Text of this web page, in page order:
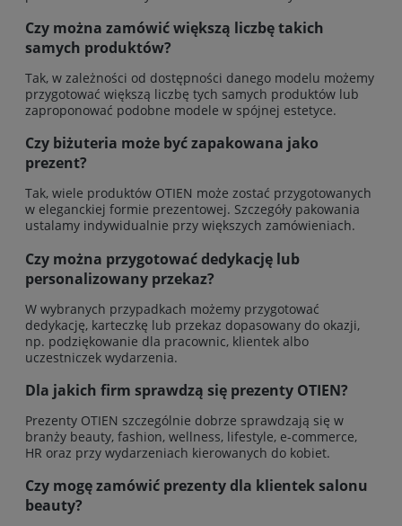
Czy można zamówić większą liczbę takich
samych produktów?
Tak, w zależności od dostępności danego modelu możemy
przygotować większą liczbę tych samych produktów lub
zaproponować podobne modele w spójnej estetyce.
Czy biżuteria może być zapakowana jako
prezent?
Tak, wiele produktów OTIEN może zostać przygotowanych
w eleganckiej formie prezentowej. Szczegóły pakowania
ustalamy indywidualnie przy większych zamówieniach.
Czy można przygotować dedykację lub
personalizowany przekaz?
W wybranych przypadkach możemy przygotować
dedykację, karteczkę lub przekaz dopasowany do okazji,
np. podziękowanie dla pracownic, klientek albo
uczestniczek wydarzenia.
Dla jakich firm sprawdzą się prezenty OTIEN?
Prezenty OTIEN szczególnie dobrze sprawdzają się w
branży beauty, fashion, wellness, lifestyle, e-commerce,
HR oraz przy wydarzeniach kierowanych do kobiet.
Czy mogę zamówić prezenty dla klientek salonu
beauty?